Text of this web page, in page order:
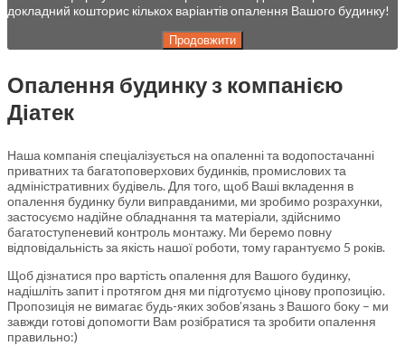
докладний кошторис кількох варіантів опалення Вашого будинку!
Продовжити
Опалення будинку з компанією
Діатек
Наша компанія спеціалізується на опаленні та водопостачанні
приватних та багатоповерхових будинків, промислових та
адміністративних будівель. Для того, щоб Ваші вкладення в
опалення будинку були виправданими, ми зробимо розрахунки,
застосуємо надійне обладнання та матеріали, здійснимо
багатоступеневий контроль монтажу. Ми беремо повну
відповідальність за якість нашої роботи, тому гарантуємо 5 років.
Щоб дізнатися про вартість опалення для Вашого будинку,
надішліть запит і протягом дня ми підготуємо цінову пропозицію.
Пропозиція не вимагає будь-яких зобов’язань з Вашого боку – ми
завжди готові допомогти Вам розібратися та зробити опалення
правильно:)